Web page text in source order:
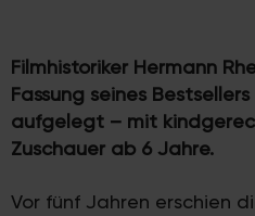
Filmhistoriker Hermann
Fassung seines
aufgelegt – mit
Zuschauer ab 6 Jahre.
Vor fünf Jahren erschien